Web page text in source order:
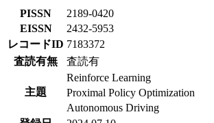
レコードID
7183372
査読有無
主題
Reinforce Learning
Proximal Policy Optimization
Autonomous Driving
登録日
2024.07.10
更新日